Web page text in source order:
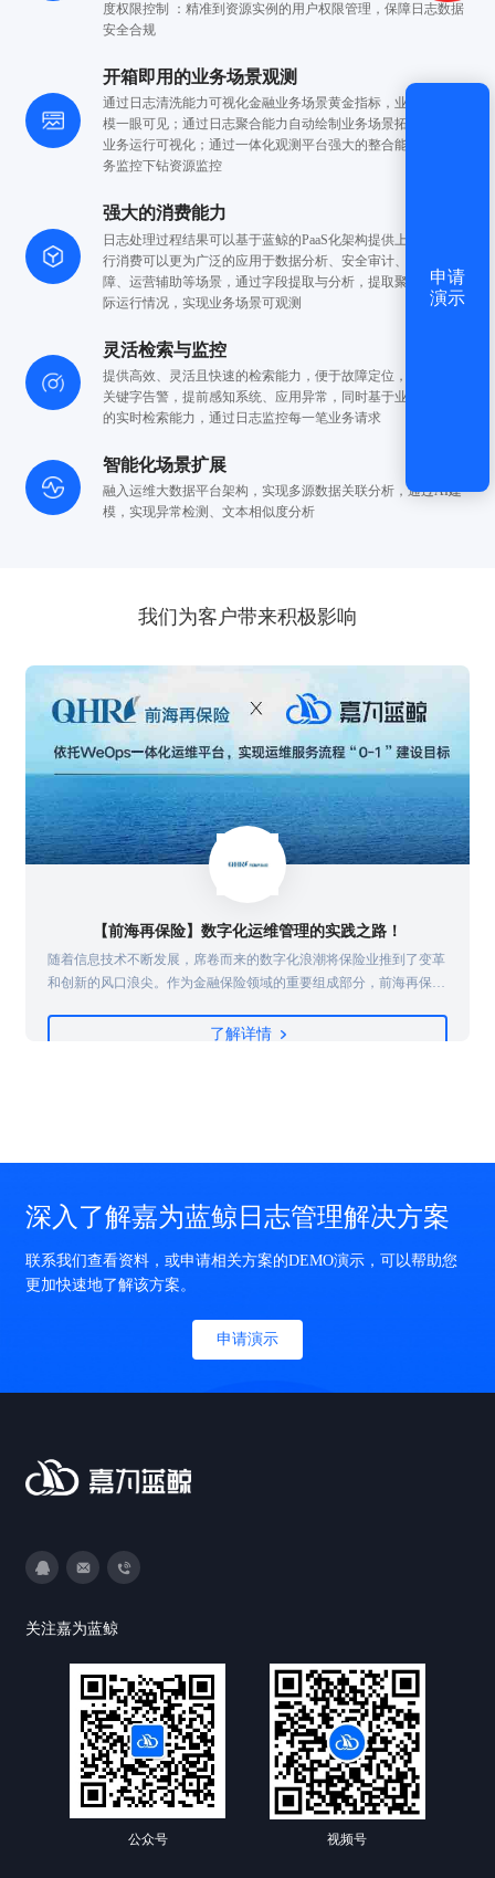
度权限控制 ：精准到资源实例的用户权限管理，保障日志数据
安全合规
开箱即用的业务场景观测
通过日志清洗能力可视化金融业务场景黄金指标，业务运行规
模一眼可见；通过日志聚合能力自动绘制业务场景拓扑，实现
业务运行可视化；通过一体化观测平台强大的整合能力
务监控下钻资源监控
强大的消费能力
日志处理过程结果可以基于蓝鲸的PaaS化架构提供上层SaaS进
行消费可以更为广泛的应用于数据分析、安全审计、运维保
障、运营辅助等场景，通过字段提取与分析，提取聚合业务实
际运行情况，实现业务场景可观测
灵活检索与监控
提供高效、灵活且快速的检索能力，便于故障定位，基于日志
关键字告警，提前感知系统、应用异常，同时基于业务关键字
的实时检索能力，通过日志监控每一笔业务请求
智能化场景扩展
融入运维大数据平台架构，实现多源数据关联分析，通过AI建
模，实现异常检测、文本相似度分析
我们为客户带来积极影响
【前海再保险】数字化运维管理的实践之路！
随着信息技术不断发展，席卷而来的数字化浪潮将保险业推到了变革
和创新的风口浪尖。作为金融保险领域的重要组成部分，前海再保险
略规划与组织流程建设”、“业务经营管理数字化”、“数据能力建
了解详情
深入了解嘉为蓝鲸日志管理解决方案
联系我们查看资料，或申请相关方案的DEMO演示，可以帮助您
更加快速地了解该方案。
申请演示
关注嘉为蓝鲸
公众号 视频号
还没有账号？立即注册
申请
演示